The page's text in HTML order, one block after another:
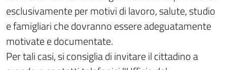
esclusivamente per motivi di lavoro, salute, studio
e famigliari che dovranno essere adeguatamente
motivate e documentate.
Per tali casi, si consiglia di invitare il cittadino a